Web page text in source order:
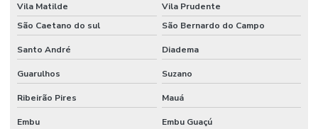
PRIVADA PARA
EVENTOS
SERVIÇO DE
CONTROLADOR
DE ACESSO
SERVIÇO DE
PORTARIA EM
CONDOMINIO
Vila Matilde
Vila Prudente
São Caetano do sul
São Bernardo do Campo
Santo André Diadema
Guarulhos Suzano
Ribeirão Pires Mauá
Embu Embu Guaçú